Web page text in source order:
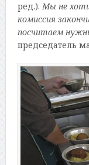
ред.).Мы не
комиссия
посчитаем
председатель